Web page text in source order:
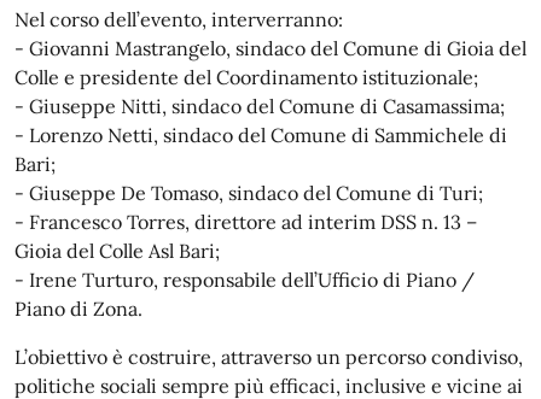
Nel corso dell’evento, interverranno:
- Giovanni Mastrangelo, sindaco del Comune di Gioia del
Colle e presidente del Coordinamento istituzionale;
- Giuseppe Nitti, sindaco del Comune di Casamassima;
- Lorenzo Netti, sindaco del Comune di Sammichele di
Bari;
- Giuseppe De Tomaso, sindaco del Comune di Turi;
- Francesco Torres, direttore ad interim DSS n. 13 –
Gioia del Colle Asl Bari;
- Irene Turturo, responsabile dell’Ufficio di Piano /
Piano di Zona.
L’obiettivo è costruire, attraverso un percorso condiviso,
politiche sociali sempre più efficaci, inclusive e vicine ai